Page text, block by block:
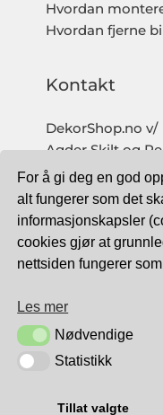
For å gi deg en god
alt fungerer som det
informasjonskapsler
cookies gjør at
nettsiden fungerer
Les mer
NødvendigeNødvendige
StatistikkStatistikk
Tillat valgte
Hvordan
Hvordan fjerne
Kontakt
DekorShop.no v/
Agder Skilt og
Org. nr: 997 633
Tlf: 959 32 123
09.00 - 16.00